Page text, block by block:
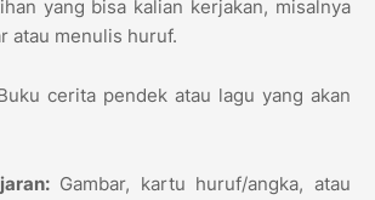
yang bisa kalian kerjakan, misalnya
atau menulis huruf.
cerita pendek atau lagu yang akan
Gambar, kartu huruf/angka, atau